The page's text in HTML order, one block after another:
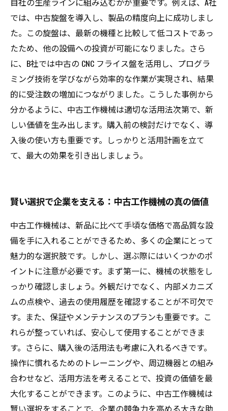
では、中古旋盤を導入し、製品の精度向上に成功しまし
た。この旋盤は、最新の機種と比較して低コストであっ
たため、他の設備への投資が可能になりました。さら
に、B社では中古の CNC フライス盤を活用し、プログラ
ミング技術を学びながら効率的な作業が実現され、結果
的に受注数の増加につながりました。こうした事例から
分かるように、中古工作機械は適切な活用法次第で、新
しい価値を生み出します。購入前の検討だけでなく、導
入後の使い方も重要です。しっかりと活用計画を立て
て、最大の効果を引き出しましょう。
賢い選択で企業を支える：中古工作機械の真の価値
中古工作機械は、新品に比べて手頃な価格で高品質な設
備を手に入れることができるため、多くの企業にとって
魅力的な選択肢です。しかし、選ぶ際にはいくつかのポ
イントに注意が必要です。まず第一に、機械の状態をし
っかり確認しましょう。外観だけでなく、内部メカニズ
ムの点検や、過去の使用履歴を確認することが不可欠で
す。また、保証やメンテナンスのプランも重要です。こ
れらが整っていれば、安心して使用することができま
す。さらに、購入後の活用法も考慮に入れるべきです。
操作に慣れるためのトレーニングや、周辺機器との組み
合わせなど、活用方法を考えることで、投資の価値を最
大化することができます。このように、中古工作機械は
賢い選択をすることで、企業の競争力を高める大きな助